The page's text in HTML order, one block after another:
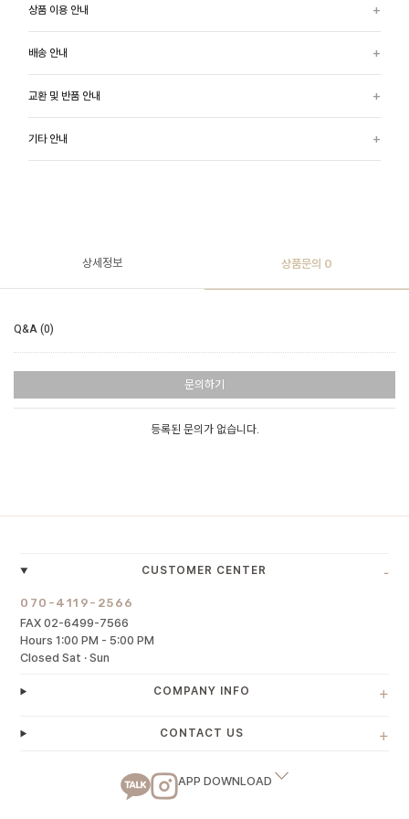
상품 이용 안내
배송 안내
교환 및 반품 안내
기타 안내
상세정보 상품문의 0
Q&A (0)
문의하기
등록된 문의가 없습니다.
CUSTOMER CENTER -
070-4119-2566
FAX 02-6499-7566
Hours 1:00 PM - 5:00 PM
Closed Sat · Sun
COMPANY INFO +
CONTACT US +
APP DOWNLOAD